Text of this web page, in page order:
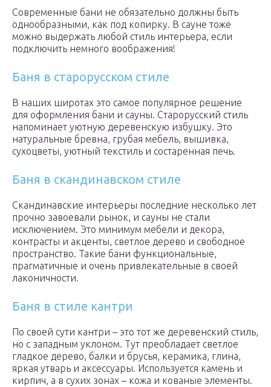
Современные бани не обязательно должны быть
однообразными, как под копирку. В сауне тоже
можно выдержать любой стиль интерьера, если
подключить немного воображения!
Баня в старорусском стиле
В наших широтах это самое популярное решение
для оформления бани и сауны. Старорусский стиль
напоминает уютную деревенскую избушку. Это
натуральные бревна, грубая мебель, вышивка,
сухоцветы, уютный текстиль и состаренная печь.
Баня в скандинавском стиле
Скандинавские интерьеры последние несколько лет
прочно завоевали рынок, и сауны не стали
исключением. Это минимум мебели и декора,
контрасты и акценты, светлое дерево и свободное
пространство. Такие бани функциональные,
прагматичные и очень привлекательные в своей
лаконичности.
Баня в стиле кантри
По своей сути кантри – это тот же деревенский стиль,
но с западным уклоном. Тут преобладает светлое
гладкое дерево, балки и брусья, керамика, глина,
яркая утварь и аксессуары. Используется камень и
кирпич, а в сухих зонах – кожа и кованые элементы.